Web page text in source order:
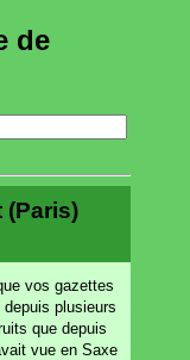
de
(Paris)
vos gazettes
plusieurs
que depuis
vue en Saxe